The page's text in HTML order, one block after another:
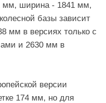
мм, ширина - 1841 мм,
базы зависит
мм в версиях только с
и 2630 мм в
версии
174 мм, но для